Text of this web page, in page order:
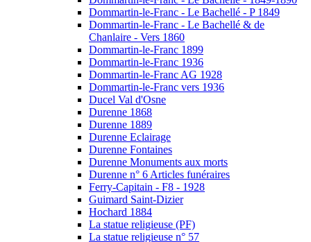
Dommartin-le-Franc - Le Bachellé - P 1849
Dommartin-le-Franc - Le Bachellé & de
Chanlaire - Vers 1860
Dommartin-le-Franc 1899
Dommartin-le-Franc 1936
Dommartin-le-Franc AG 1928
Dommartin-le-Franc vers 1936
Ducel Val d'Osne
Durenne 1868
Durenne 1889
Durenne Eclairage
Durenne Fontaines
Durenne Monuments aux morts
Durenne n° 6 Articles funéraires
Ferry-Capitain - F8 - 1928
Guimard Saint-Dizier
Hochard 1884
La statue religieuse (PF)
La statue religieuse n° 57